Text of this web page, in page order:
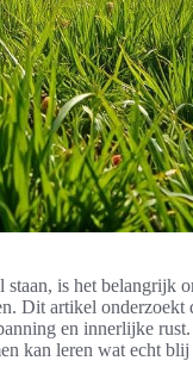
staan, is het belangrijk
Dit artikel
en innerlijke
kan leren wat echt